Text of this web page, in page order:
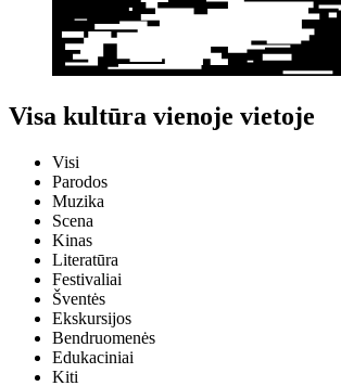
Visa kultūra vienoje vietoje
Visi
Parodos
Muzika
Scena
Kinas
Literatūra
Festivaliai
Šventės
Ekskursijos
Bendruomenės
Edukaciniai
Kiti